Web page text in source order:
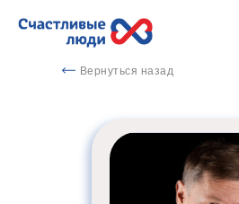
Вернуться назад